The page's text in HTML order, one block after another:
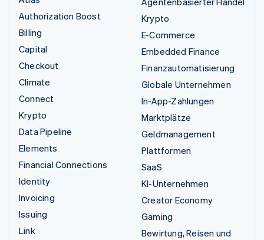
Authorization Boost
Billing
Capital
Checkout
Climate
Connect
Krypto
Data Pipeline
Elements
Financial Connections
Identity
Invoicing
Issuing
Link
Krypto
E-Commerce
Embedded Finance
Finanzautomatisierung
Globale Unternehmen
In-App-Zahlungen
Marktplätze
Geldmanagement
Plattformen
SaaS
KI-Unternehmen
Creator Economy
Gaming
Bewirtung, Reisen und